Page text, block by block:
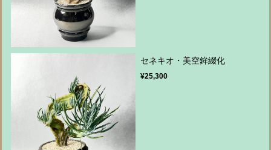
セネキオ・美空鉾綴化
¥25,300